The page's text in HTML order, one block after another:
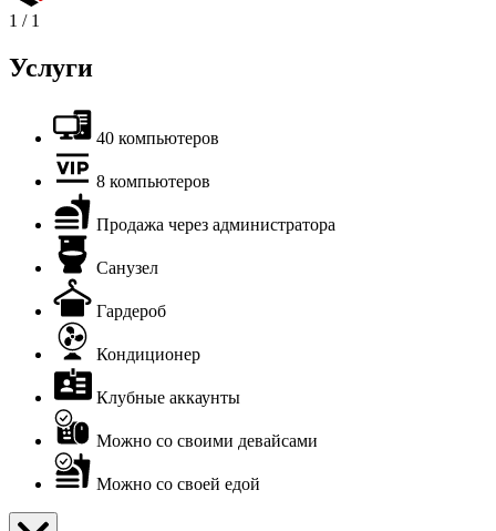
1 / 1
Услуги
40 компьютеров
8 компьютеров
Продажа через администратора
Санузел
Гардероб
Кондиционер
Клубные аккаунты
Можно со своими девайсами
Можно со своей едой